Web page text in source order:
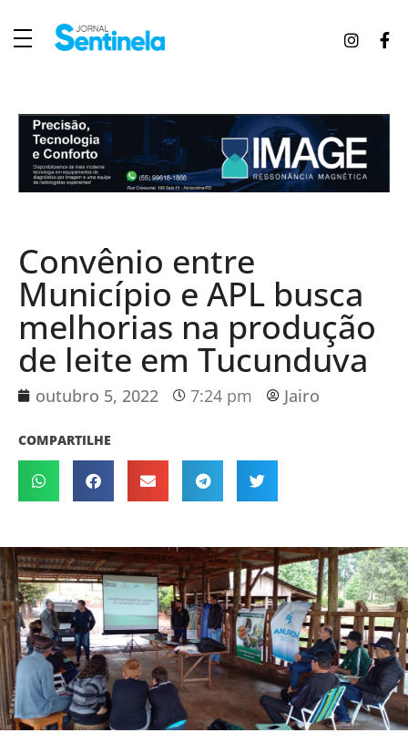
Convênio entre
Município e APL busca
melhorias na produção
de leite em Tucunduva
outubro 5, 2022 7:24 pm Jairo
COMPARTILHE